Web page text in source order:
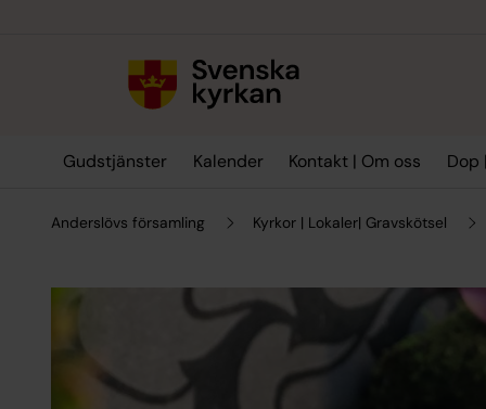
Gudstjänster Kalender Kontakt | Om oss Dop
Anderslövs församling Kyrkor | Lokaler| Gravskötsel